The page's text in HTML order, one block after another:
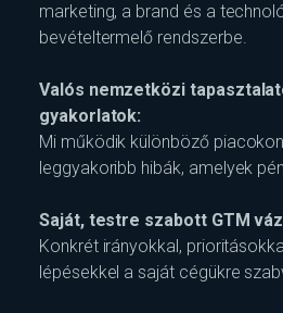
marketing, a brand és a
bevételtermelő rendszerbe.
Valós nemzetközi
gyakorlatok:
Mi működik különböző
leggyakoribb hibák, amelyek
Saját, testre szabott GTM
Konkrét irányokkal,
lépésekkel a saját cégükre